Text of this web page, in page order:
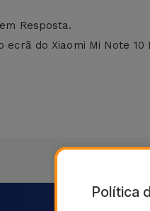
Resposta.
ecrã do Xiaomi Mi Note
Política